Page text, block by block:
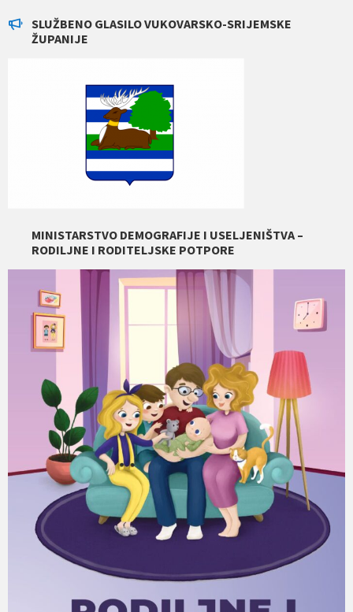
SLUŽBENO GLASILO VUKOVARSKO-SRIJEMSKE
ŽUPANIJE
MINISTARSTVO DEMOGRAFIJE I USELJENIŠTVA –
RODILJNE I RODITELJSKE POTPORE